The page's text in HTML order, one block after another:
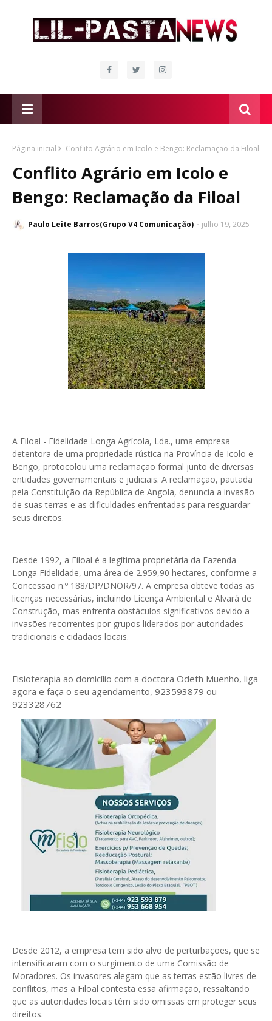
Página inicial Conflito Agrário em Icolo e Bengo: Reclamação da Filoal
Conflito Agrário em Icolo e
Bengo: Reclamação da Filoal
Paulo Leite Barros(Grupo V4 Comunicação) julho 19, 2025
A Filoal - Fidelidade Longa Agrícola, Lda., uma empresa
detentora de uma propriedade rústica na Província de Icolo e
Bengo, protocolou uma reclamação formal junto de diversas
entidades governamentais e judiciais. A reclamação, pautada
pela Constituição da República de Angola, denuncia a invasão
de suas terras e as dificuldades enfrentadas para resguardar
seus direitos.
Desde 1992, a Filoal é a legítima proprietária da Fazenda
Longa Fidelidade, uma área de 2.959,90 hectares, conforme a
Concessão n.º 188/DP/DNOR/97. A empresa obteve todas as
licenças necessárias, incluindo Licença Ambiental e Alvará de
Construção, mas enfrenta obstáculos significativos devido a
invasões recorrentes por grupos liderados por autoridades
tradicionais e cidadãos locais.
Fisioterapia ao domicílio com a doctora Odeth Muenho, liga
agora e faça o seu agendamento, 923593879 ou
923328762
Desde 2012, a empresa tem sido alvo de perturbações, que se
intensificaram com o surgimento de uma Comissão de
Moradores. Os invasores alegam que as terras estão livres de
conflitos, mas a Filoal contesta essa afirmação, ressaltando
que as autoridades locais têm sido omissas em proteger seus
direitos.